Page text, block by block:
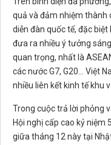
quả và đảm nhiệm thành
diễn đàn quốc tế, đặc biệt
đưa ra nhiều ý tưởng
quan trọng, nhất là
các nước G7, G20... Việt
nhiều liên kết kinh tế khu
Trong cuộc trả lời phỏng
Hội nghị cấp cao kỷ niệm
giữa tháng 12 này tại